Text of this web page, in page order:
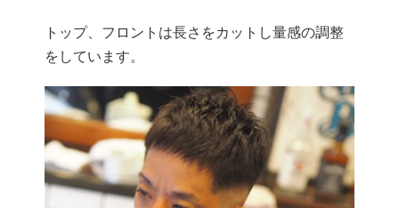
トップ、フロントは長さをカットし量感の調整
をしています。